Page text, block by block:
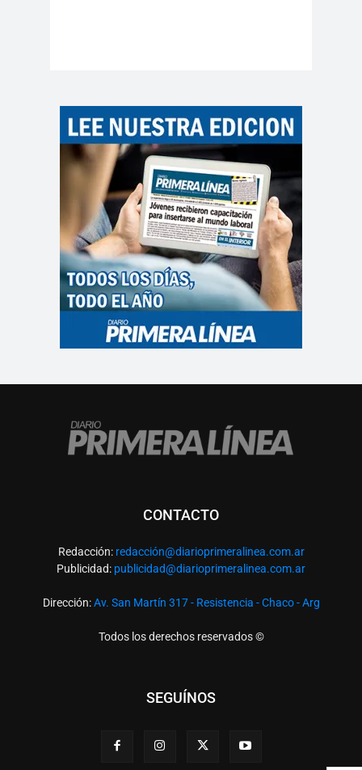
CONTACTO
Redacción: redacción@diarioprimeralinea.com.ar
Publicidad: publicidad@diarioprimeralinea.com.ar
Dirección:Av. San Martín 317 - Resistencia - Chaco - Arg
Todos los derechos reservados ©
SEGUÍNOS